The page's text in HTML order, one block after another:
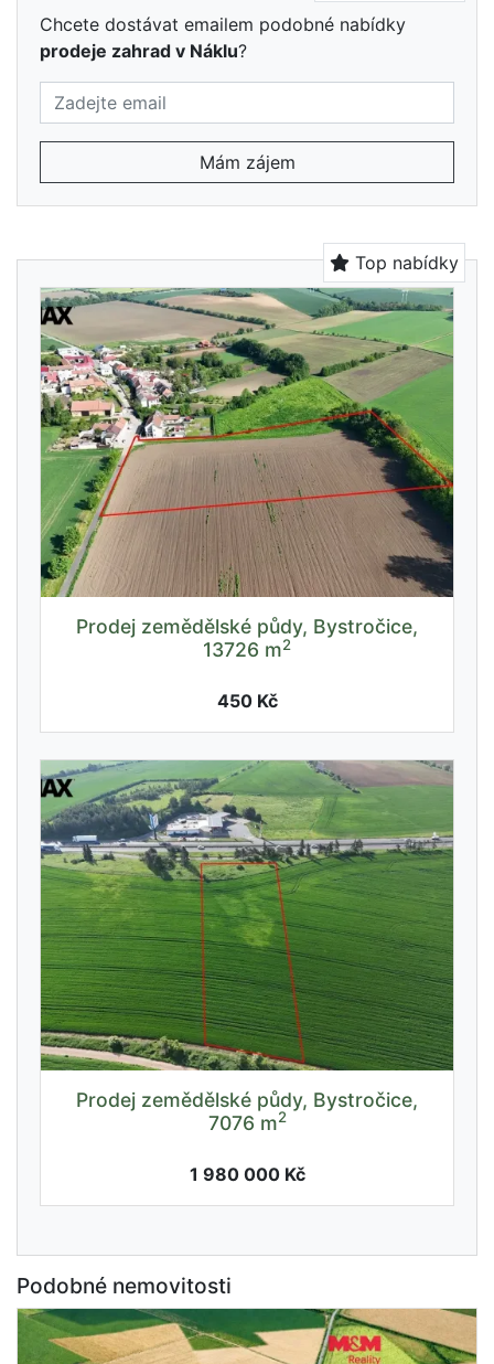
Chcete dostávat emailem podobné nabídky
prodeje zahrad v Náklu?
Mám zájem
Top nabídky
Prodej zemědělské půdy, Bystročice,
13726 m2
450 Kč
Prodej zemědělské půdy, Bystročice,
7076 m2
1 980 000 Kč
Podobné nemovitosti